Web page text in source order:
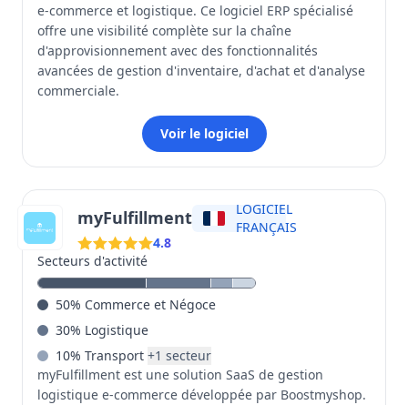
e-commerce et logistique. Ce logiciel ERP spécialisé
offre une visibilité complète sur la chaîne
d'approvisionnement avec des fonctionnalités
avancées de gestion d'inventaire, d'achat et d'analyse
commerciale.
Voir le logiciel
myFulfillment
4.8
LOGICIEL
FRANÇAIS
Secteurs d'activité
50% Commerce et Négoce
30% Logistique
10% Transport +1 secteur
myFulfillment est une solution SaaS de gestion
logistique e-commerce développée par Boostmyshop.